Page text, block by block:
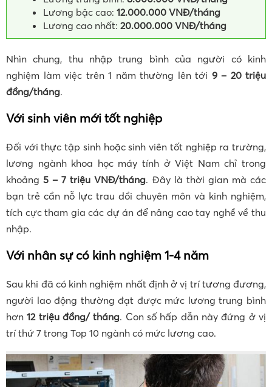
Lương bậc cao: 12.000.000 VNĐ/tháng
Lương cao nhất: 20.000.000 VNĐ/tháng
Nhìn chung, thu nhập trung bình của người có kinh
nghiệm làm việc trên 1 năm thường lên tới 9 – 20 triệu
đồng/tháng.
Với sinh viên mới tốt nghiệp
Đối với thực tập sinh hoặc sinh viên tốt nghiệp ra trường,
lương ngành khoa học máy tính ở Việt Nam chỉ trong
khoảng5 – 7 triệu VNĐ/tháng. Đây là thời gian mà các
bạn trẻ cần nỗ lực trau dồi chuyên môn và kinh nghiệm,
tích cực tham gia các dự án để nâng cao tay nghề về thu
nhập.
Với nhân sự có kinh nghiệm 1-4 năm
Sau khi đã có kinh nghiệm nhất định ở vị trí tương đương,
người lao động thường đạt được mức lương trung bình
hơn12 triệu đồng/ tháng. Con số hấp dẫn này đứng ở vị
trí thứ 7 trong Top 10 ngành có mức lương cao.